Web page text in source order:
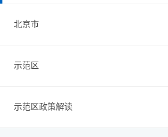
北京市
示范区
示范区政策解读